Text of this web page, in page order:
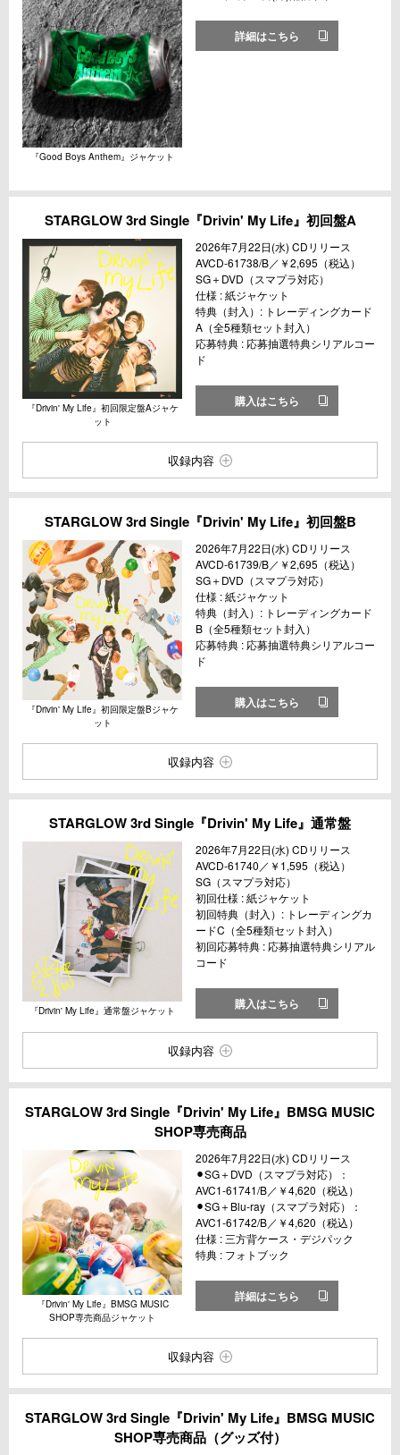
『Good Boys Anthem』ジャケット
詳細はこちら
STARGLOW 3rd Single『Drivin' My Life』初回盤A
『Drivin' My Life』初回限定盤Aジャケ
ット
2026年7月22日(水) CDリリース
AVCD-61738/B／￥2,695（税込）
SG＋DVD（スマプラ対応）
仕様 : 紙ジャケット
特典（封入）: トレーディングカード
A（全5種類セット封入）
応募特典 : 応募抽選特典シリアルコー
ド
購入はこちら
収録内容
STARGLOW 3rd Single『Drivin' My Life』初回盤B
『Drivin' My Life』初回限定盤Bジャケ
ット
2026年7月22日(水) CDリリース
AVCD-61739/B／￥2,695（税込）
SG＋DVD（スマプラ対応）
仕様 : 紙ジャケット
特典（封入）: トレーディングカード
B（全5種類セット封入）
応募特典 : 応募抽選特典シリアルコー
ド
購入はこちら
収録内容
STARGLOW 3rd Single『Drivin' My Life』通常盤
『Drivin' My Life』通常盤ジャケット
2026年7月22日(水) CDリリース
AVCD-61740／￥1,595（税込）
SG（スマプラ対応）
初回仕様 : 紙ジャケット
初回特典（封入）: トレーディングカ
ードC（全5種類セット封入）
初回応募特典 : 応募抽選特典シリアル
コード
購入はこちら
収録内容
STARGLOW 3rd Single『Drivin' My Life』BMSG MUSIC
SHOP専売商品
『Drivin' My Life』BMSG MUSIC
SHOP専売商品ジャケット
2026年7月22日(水) CDリリース
⚫︎SG＋DVD（スマプラ対応）：
AVC1-61741/B／￥4,620（税込）
⚫︎SG＋Blu-ray（スマプラ対応）：
AVC1-61742/B／￥4,620（税込）
仕様 : 三方背ケース・デジパック
特典 : フォトブック
詳細はこちら
収録内容
STARGLOW 3rd Single『Drivin' My Life』BMSG MUSIC
SHOP専売商品（グッズ付）